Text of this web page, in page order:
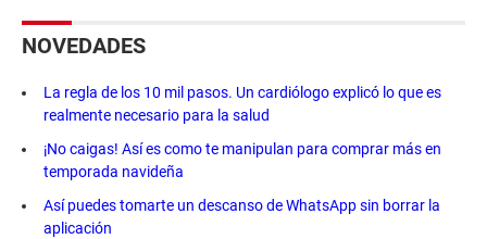
NOVEDADES
La regla de los 10 mil pasos. Un cardiólogo explicó lo que es
realmente necesario para la salud
¡No caigas! Así es como te manipulan para comprar más en
temporada navideña
Así puedes tomarte un descanso de WhatsApp sin borrar la
aplicación